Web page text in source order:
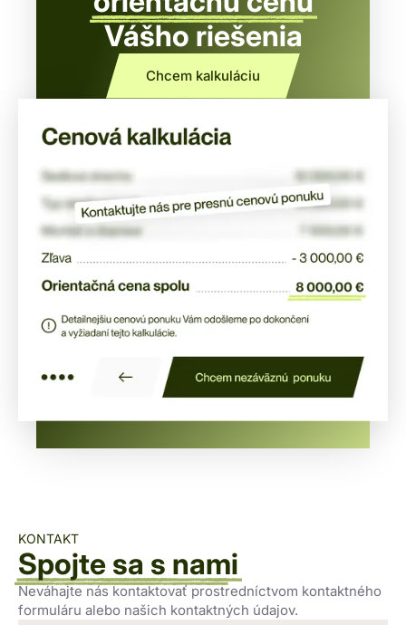
Vášho riešenia
Chcem kalkuláciu
KONTAKT
Spojte sa s nami
Neváhajte nás kontaktovať prostredníctvom kontaktného
formuláru alebo našich kontaktných údajov.